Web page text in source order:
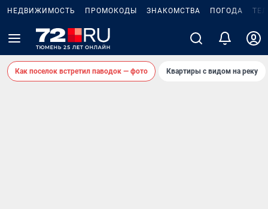
НЕДВИЖИМОСТЬ ПРОМОКОДЫ ЗНАКОМСТВА ПОГОДА
Как поселок встретил паводок — фото Квартиры с видом на реку